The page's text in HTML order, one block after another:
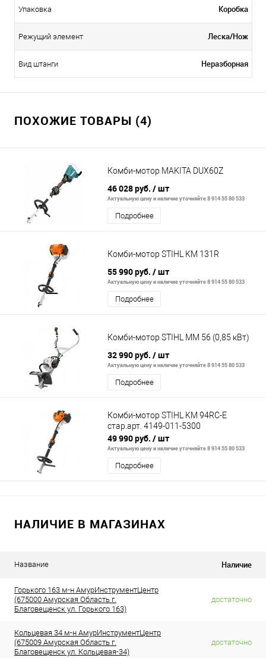
Упаковка Коробка
Режущий элемент Леска/Нож
Вид штанги Неразборная
ПОХОЖИЕ ТОВАРЫ (4)
Комби-мотор MAKITA DUX60Z
46 028 руб. / шт
Актуальную цену и наличие уточняйте 8 914 55 80 533
Подробнее
Комби-мотор STIHL KM 131R
55 990 руб. / шт
Актуальную цену и наличие уточняйте 8 914 55 80 533
Подробнее
Комби-мотор STIHL MM 56 (0,85 кВт)
32 990 руб. / шт
Актуальную цену и наличие уточняйте 8 914 55 80 533
Подробнее
Комби-мотор STIHL KM 94RC-E
стар.арт. 4149-011-5300
49 990 руб. / шт
Актуальную цену и наличие уточняйте 8 914 55 80 533
Подробнее
НАЛИЧИЕ В МАГАЗИНАХ
Название Наличие
Горького 163 м-н АмурИнструментЦентр
(675000 Амурская Область г.
Благовещенск ул. Горького 163)
достаточно
Кольцевая 34 м-н АмурИнструментЦентр
(675009 Амурская Область г.
Благовещенск ул. Кольцевая-34)
достаточно